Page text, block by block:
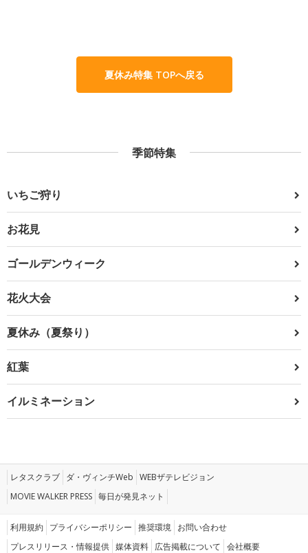
夏休み特集 TOPへ戻る
季節特集
いちご狩り
お花見
ゴールデンウィーク
花火大会
夏休み（夏祭り）
紅葉
イルミネーション
レタスクラブ ダ・ヴィンチWeb WEBザテレビジョン
MOVIE WALKER PRESS 毎日が発見ネット
利用規約 プライバシーポリシー 推奨環境 お問い合わせ
プレスリリース・情報提供 媒体資料 広告掲載について 会社概要